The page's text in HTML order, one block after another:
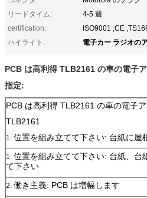
リードタイム:
4-5 週
certification:
ISO9001 ,CE
ハイライト:
電子カー ラジオの
PCB は高利得 TLB2161 の車の電子
指定:
PCB は高利得 TLB2161 の車の電子
TLB2161
1. 位置を組み立てて下さい: 台紙に屋
1. 位置を組み立てて下さい: 台紙、台
て下さい
2. 働き主義: PCB は増幅します